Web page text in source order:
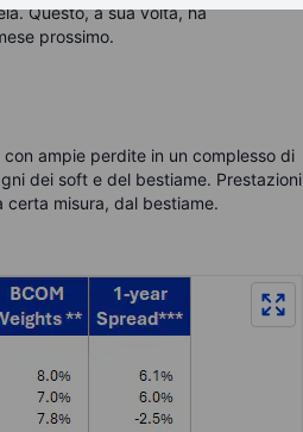
Questo, a sua volta, ha
prossimo.
ampie perdite in un complesso di
dei soft e del bestiame. Prestazioni
misura, dal bestiame.